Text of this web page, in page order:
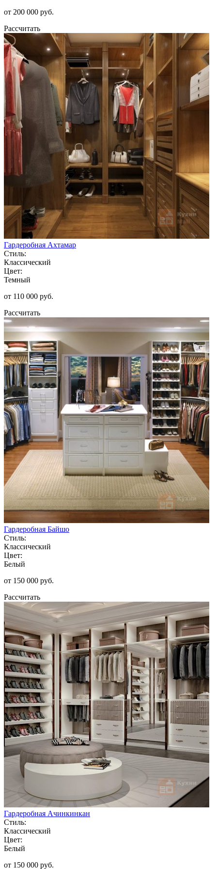
от 200 000 руб.
Рассчитать
Гардеробная Ахтамар
Стиль:
Классический
Цвет:
Темный
от 110 000 руб.
Рассчитать
Гардеробная Байшо
Стиль:
Классический
Цвет:
Белый
от 150 000 руб.
Рассчитать
Гардеробная Ачинкинкан
Стиль:
Классический
Цвет:
Белый
от 150 000 руб.